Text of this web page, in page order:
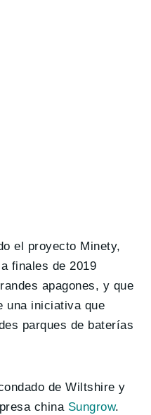
el proyecto Minety,
finales de 2019
apagones, y que
una iniciativa que
parques de baterías
de Wiltshire y
china Sungrow.